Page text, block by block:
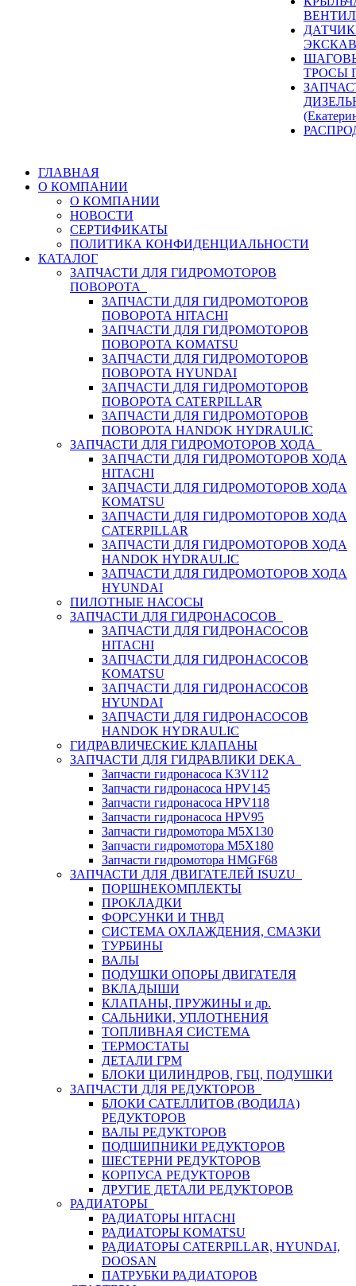
ТРОСЫ
ГЛАВНАЯ
О КОМПАНИИ
О КОМПАНИИ
НОВОСТИ
СЕРТИФИКАТЫ
ПОЛИТИКА КОНФИДЕНЦИАЛЬНОСТИ
КАТАЛОГ
ЗАПЧАСТИ ДЛЯ ГИДРОМОТОРОВ
ПОВОРОТА
ЗАПЧАСТИ ДЛЯ ГИДРОМОТОРОВ
ПОВОРОТА HITACHI
ЗАПЧАСТИ ДЛЯ ГИДРОМОТОРОВ
ПОВОРОТА KOMATSU
ЗАПЧАСТИ ДЛЯ ГИДРОМОТОРОВ
ПОВОРОТА HYUNDAI
ЗАПЧАСТИ ДЛЯ ГИДРОМОТОРОВ
ПОВОРОТА CATERPILLAR
ЗАПЧАСТИ ДЛЯ ГИДРОМОТОРОВ
ПОВОРОТА HANDOK HYDRAULIC
ЗАПЧАСТИ ДЛЯ ГИДРОМОТОРОВ ХОДА
ЗАПЧАСТИ ДЛЯ ГИДРОМОТОРОВ ХОДА
HITACHI
ЗАПЧАСТИ ДЛЯ ГИДРОМОТОРОВ ХОДА
KOMATSU
ЗАПЧАСТИ ДЛЯ ГИДРОМОТОРОВ ХОДА
CATERPILLAR
ЗАПЧАСТИ ДЛЯ ГИДРОМОТОРОВ ХОДА
HANDOK HYDRAULIC
ЗАПЧАСТИ ДЛЯ ГИДРОМОТОРОВ ХОДА
HYUNDAI
ПИЛОТНЫЕ НАСОСЫ
ЗАПЧАСТИ ДЛЯ ГИДРОНАСОСОВ
ЗАПЧАСТИ ДЛЯ ГИДРОНАСОСОВ
HITACHI
ЗАПЧАСТИ ДЛЯ ГИДРОНАСОСОВ
KOMATSU
ЗАПЧАСТИ ДЛЯ ГИДРОНАСОСОВ
HYUNDAI
ЗАПЧАСТИ ДЛЯ ГИДРОНАСОСОВ
HANDOK HYDRAULIC
ГИДРАВЛИЧЕСКИЕ КЛАПАНЫ
ЗАПЧАСТИ ДЛЯ ГИДРАВЛИКИ DEKA
Запчасти гидронасоса K3V112
Запчасти гидронасоса HPV145
Запчасти гидронасоса HPV118
Запчасти гидронасоса HPV95
Запчасти гидромотора M5X130
Запчасти гидромотора M5X180
Запчасти гидромотора HMGF68
ЗАПЧАСТИ ДЛЯ ДВИГАТЕЛЕЙ ISUZU
ПОРШНЕКОМПЛЕКТЫ
ПРОКЛАДКИ
ФОРСУНКИ И ТНВД
СИСТЕМА ОХЛАЖДЕНИЯ, СМАЗКИ
ТУРБИНЫ
ВАЛЫ
ПОДУШКИ ОПОРЫ ДВИГАТЕЛЯ
ВКЛАДЫШИ
КЛАПАНЫ, ПРУЖИНЫ и др.
САЛЬНИКИ, УПЛОТНЕНИЯ
ТОПЛИВНАЯ СИСТЕМА
ТЕРМОСТАТЫ
ДЕТАЛИ ГРМ
БЛОКИ ЦИЛИНДРОВ, ГБЦ, ПОДУШКИ
ЗАПЧАСТИ ДЛЯ РЕДУКТОРОВ
БЛОКИ САТЕЛЛИТОВ (ВОДИЛА)
РЕДУКТОРОВ
ВАЛЫ РЕДУКТОРОВ
ПОДШИПНИКИ РЕДУКТОРОВ
ШЕСТЕРНИ РЕДУКТОРОВ
КОРПУСА РЕДУКТОРОВ
ДРУГИЕ ДЕТАЛИ РЕДУКТОРОВ
РАДИАТОРЫ
РАДИАТОРЫ HITACHI
РАДИАТОРЫ KOMATSU
РАДИАТОРЫ CATERPILLAR, HYUNDAI,
DOOSAN
ПАТРУБКИ РАДИАТОРОВ